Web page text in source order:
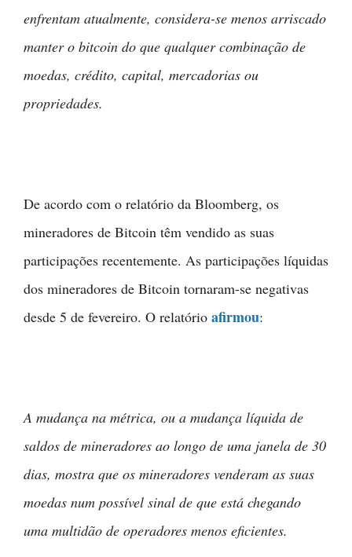
enfrentam atualmente, considera-se menos arriscado
manter o bitcoin do que qualquer combinação de
moedas, crédito, capital, mercadorias ou
propriedades.
De acordo com o relatório da Bloomberg, os
mineradores de Bitcoin têm vendido as suas
participações recentemente. As participações líquidas
dos mineradores de Bitcoin tornaram-se negativas
desde 5 de fevereiro. O relatório afirmou:
A mudança na métrica, ou a mudança líquida de
saldos de mineradores ao longo de uma janela de 30
dias, mostra que os mineradores venderam as suas
moedas num possível sinal de que está chegando
uma multidão de operadores menos eficientes.